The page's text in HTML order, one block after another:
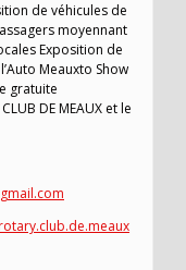
de véhicules de
moyennant
Exposition de
Meauxto Show
gratuite
DE MEAUX et le